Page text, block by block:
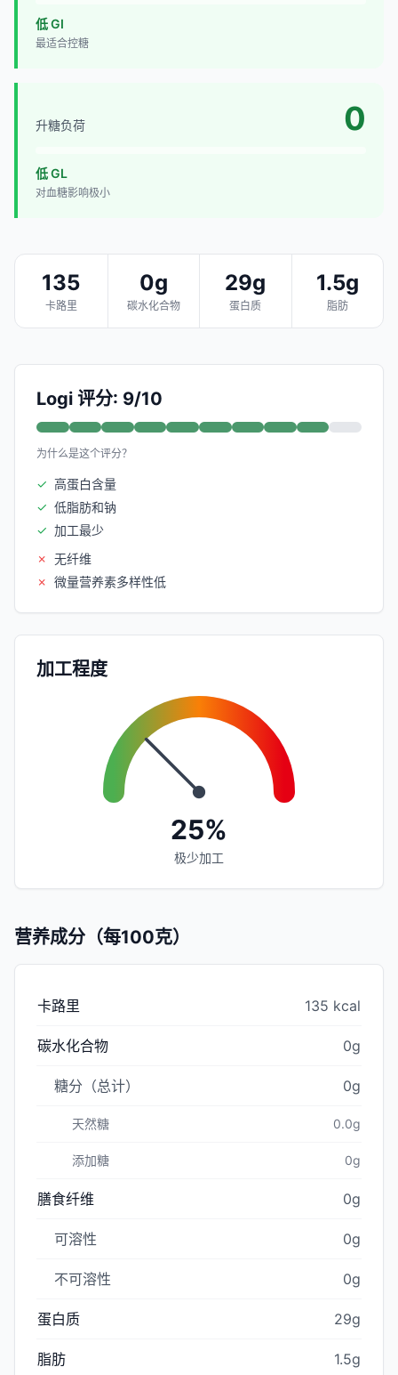
低 GI
最适合控糖
升糖负荷 0
低 GL
对血糖影响极小
135
卡路里
0g
碳水化合物
29g
蛋白质
1.5g
脂肪
Logi 评分: 9/10
为什么是这个评分？
✓ 高蛋白含量
✓ 低脂肪和钠
✓ 加工最少
✗ 无纤维
✗ 微量营养素多样性低
加工程度
25%
极少加工
营养成分（每100克）
卡路里 135 kcal
碳水化合物 0g
糖分（总计） 0g
天然糖 0.0g
添加糖 0g
膳食纤维 0g
可溶性 0g
不可溶性 0g
蛋白质 29g
脂肪 1.5g